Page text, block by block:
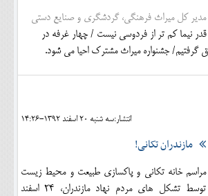
مدیر کل میراث فرهنگی، گردشگری و صنایع دستی
قدر نیما کم تر از فردوسی نیست / چهار غرفه در
گرفتیم/ جشنواره میراث مشترک احیا می شود.
انتشار:سه شنبه 20 اسفند 1392-14:26
مازندران تکانی!
مراسم خانه تكاني و پاكسازي طبيعت و محيط زيست
توسط تشکل های مردم نهاد مازندران، 24 اسفند